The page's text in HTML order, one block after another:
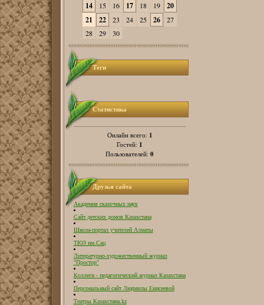
14 15 16 17 18 19
20
21
22 23 24 25 26
27
28
29 30
Теги
Статистика
Онлайн всего: 1
Гостей: 1
Пользователей: 0
Друзья сайта
Академия сказочных наук
Сайт детских домов Казахстана
Школа-портал учителей Алматы
ТЮЗ им.Сац
Литературно-художественный журнал
"Простор"
Коллеги - педагогический журнал Казахстана
Персональный сайт Людмилы Енисеевой
Театры Казахстана.kz